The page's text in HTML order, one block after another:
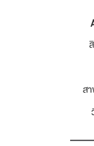
- ค่าขนส่งจะไม่สา
- สินค้าโปรโมชั่นไ
- กรุณาส่งสินค้า
2 บางบอน 4 ซอ
แขวงบางบอน จั
ส